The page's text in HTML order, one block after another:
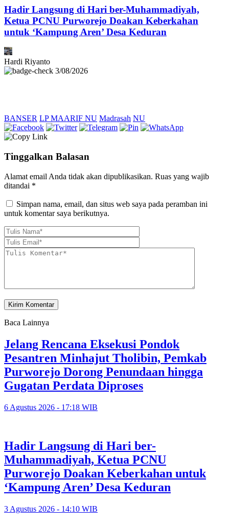
Hadir Langsung di Hari ber-Muhammadiyah,
Ketua PCNU Purworejo Doakan Keberkahan
untuk ‘Kampung Aren’ Desa Keduran
Hardi Riyanto
3/08/2026
BANSER LP MAARIF NU Madrasah NU
Tinggalkan Balasan
Alamat email Anda tidak akan dipublikasikan. Ruas yang wajib
ditandai *
Simpan nama, email, dan situs web saya pada peramban ini
untuk komentar saya berikutnya.
Baca Lainnya
Jelang Rencana Eksekusi Pondok
Pesantren Minhajut Tholibin, Pemkab
Purworejo Dorong Penundaan hingga
Gugatan Perdata Diproses
6 Agustus 2026 - 17:18 WIB
Hadir Langsung di Hari ber-
Muhammadiyah, Ketua PCNU
Purworejo Doakan Keberkahan untuk
‘Kampung Aren’ Desa Keduran
3 Agustus 2026 - 14:10 WIB